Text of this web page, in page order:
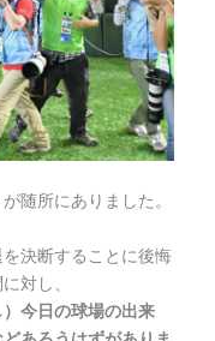
随所にありました。
決断することに後悔
対し、
）今日の球場の出来